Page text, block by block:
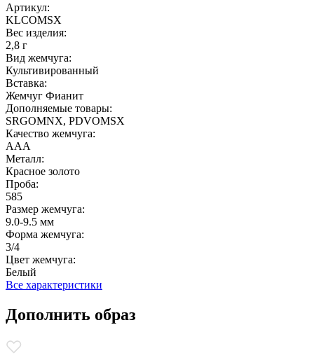
Артикул:
KLCOMSX
Вес изделия:
2,8 г
Вид жемчуга:
Культивированный
Вставка:
Жемчуг Фианит
Дополняемые товары:
SRGOMNX, PDVOMSX
Качество жемчуга:
ААА
Металл:
Красное золото
Проба:
585
Размер жемчуга:
9.0-9.5 мм
Форма жемчуга:
3/4
Цвет жемчуга:
Белый
Все характеристики
Дополнить образ